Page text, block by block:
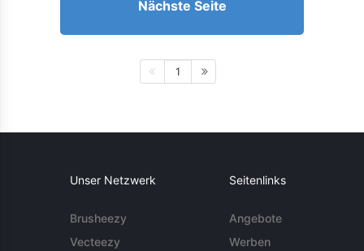
Nächste Seite
1
Unser Netzwerk
Brusheezy
Vecteezy
Seitenlinks
Angebote
Werben